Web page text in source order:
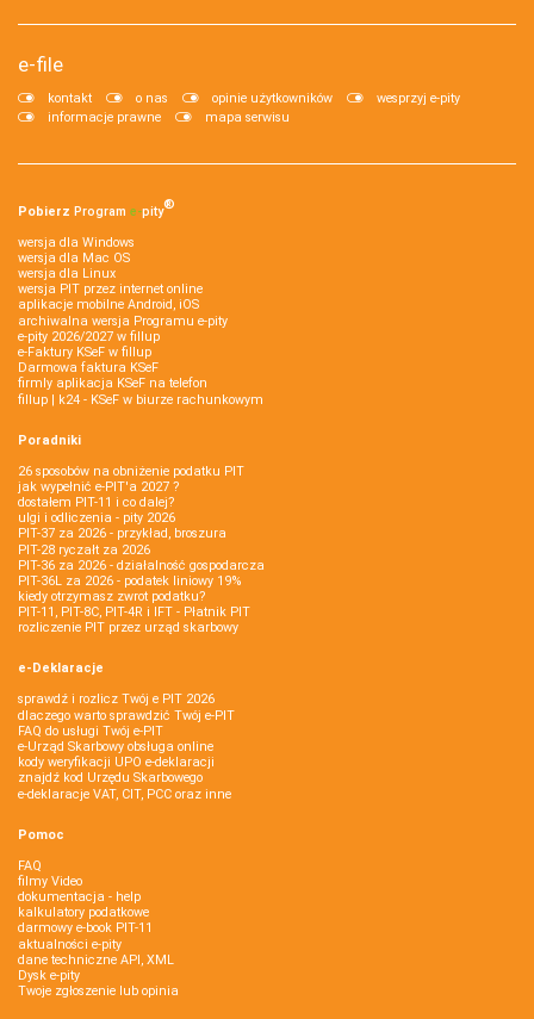
e-file
kontakt o nas opinie użytkowników
wesprzyj e-pity
informacje prawne
mapa serwisu
Pobierz Program e‑pity®
wersja dla Windows
wersja dla Mac OS
wersja dla Linux
wersja PIT przez internet online
aplikacje mobilne Android, iOS
archiwalna wersja Programu e-pity
e-pity 2026/2027 w fillup
e‑Faktury KSeF w fillup
Darmowa faktura KSeF
firmly aplikacja KSeF na telefon
fillup | k24 - KSeF w biurze rachunkowym
Poradniki
26 sposobów na obniżenie podatku PIT
jak wypełnić e-PIT'a 2027 ?
dostałem PIT-11 i co dalej?
ulgi i odliczenia - pity 2026
PIT-37 za 2026 - przykład, broszura
PIT-28 ryczałt za 2026
PIT-36 za 2026 - działalność gospodarcza
PIT-36L za 2026 - podatek liniowy 19%
kiedy otrzymasz zwrot podatku?
PIT-11, PIT-8C, PIT-4R i IFT - Płatnik PIT
rozliczenie PIT przez urząd skarbowy
e-Deklaracje
sprawdź i rozlicz Twój e PIT 2026
dlaczego warto sprawdzić Twój e-PIT
FAQ do usługi Twój e-PIT
e-Urząd Skarbowy obsługa online
kody weryfikacji UPO e-deklaracji
znajdź kod Urzędu Skarbowego
e-deklaracje VAT, CIT, PCC oraz inne
Pomoc
FAQ
filmy Video
dokumentacja - help
kalkulatory podatkowe
darmowy e-book PIT-11
aktualności e-pity
dane techniczne API, XML
Dysk e-pity
Twoje zgłoszenie lub opinia